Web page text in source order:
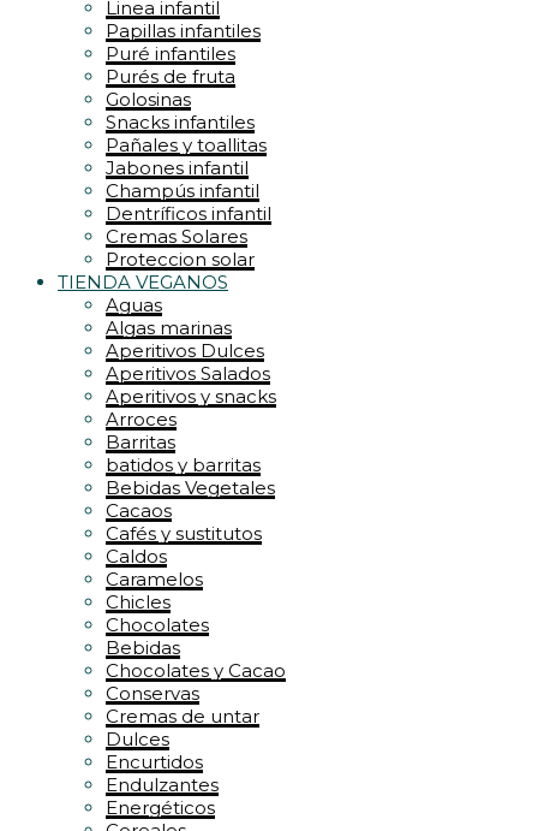
Linea infantil
Papillas infantiles
Puré infantiles
Purés de fruta
Golosinas
Snacks infantiles
Pañales y toallitas
Jabones infantil
Champús infantil
Dentríficos infantil
Cremas Solares
Proteccion solar
TIENDA VEGANOS
Aguas
Algas marinas
Aperitivos Dulces
Aperitivos Salados
Aperitivos y snacks
Arroces
Barritas
batidos y barritas
Bebidas Vegetales
Cacaos
Cafés y sustitutos
Caldos
Caramelos
Chicles
Chocolates
Bebidas
Chocolates y Cacao
Conservas
Cremas de untar
Dulces
Encurtidos
Endulzantes
Energéticos